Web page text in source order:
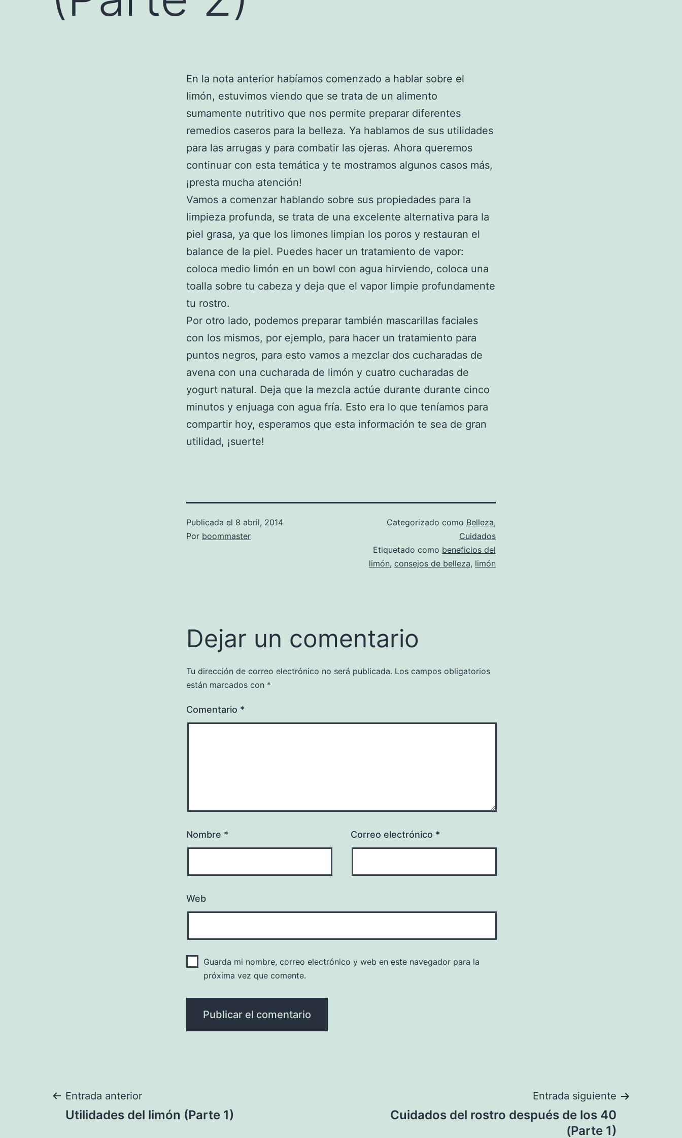
En la nota anterior habíamos comenzado a hablar sobre el
limón, estuvimos viendo que se trata de un alimento
sumamente nutritivo que nos permite preparar diferentes
remedios caseros para la belleza. Ya hablamos de sus utilidades
para las arrugas y para combatir las ojeras. Ahora queremos
continuar con esta temática y te mostramos algunos casos más,
¡presta mucha atención!
Vamos a comenzar hablando sobre sus propiedades para la
limpieza profunda, se trata de una excelente alternativa para la
piel grasa, ya que los limones limpian los poros y restauran el
balance de la piel. Puedes hacer un tratamiento de vapor:
coloca medio limón en un bowl con agua hirviendo, coloca una
toalla sobre tu cabeza y deja que el vapor limpie profundamente
tu rostro.
Por otro lado, podemos preparar también mascarillas faciales
con los mismos, por ejemplo, para hacer un tratamiento para
puntos negros, para esto vamos a mezclar dos cucharadas de
avena con una cucharada de limón y cuatro cucharadas de
yogurt natural. Deja que la mezcla actúe durante durante cinco
minutos y enjuaga con agua fría. Esto era lo que teníamos para
compartir hoy, esperamos que esta información te sea de gran
utilidad, ¡suerte!
Publicada el 8 abril, 2014
Por boommaster
Categorizado como Belleza,
Cuidados
Etiquetado como beneficios del
limón, consejos de belleza, limón
Dejar un comentario
Tu dirección de correo electrónico no será publicada. Los campos obligatorios
están marcados con *
Comentario *
Nombre * Correo electrónico *
Web
Guarda mi nombre, correo electrónico y web en este navegador para la
próxima vez que comente.
Navegación
Entrada anterior
Utilidades del limón (Parte 1)
Entrada siguiente
Cuidados del rostro después de los 40
(Parte 1)